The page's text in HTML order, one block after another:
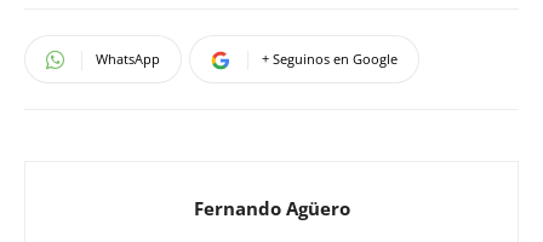
WhatsApp + Seguinos en Google
Fernando Agüero